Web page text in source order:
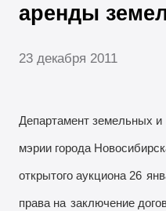
аренды
23 декабря 2011
Департамент земельных и
мэрии города
открытого аукциона 26
права на заключение